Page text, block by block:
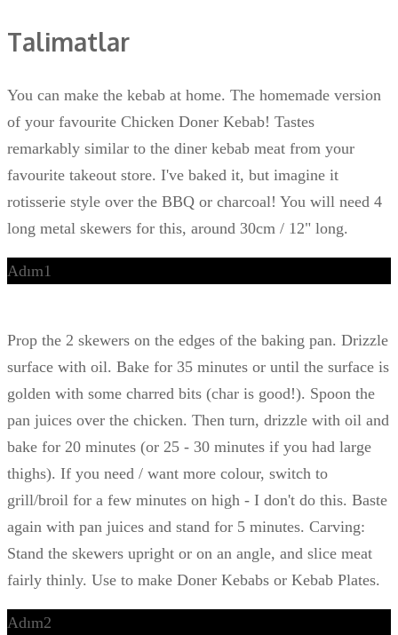
Talimatlar
You can make the kebab at home. The homemade version
of your favourite Chicken Doner Kebab! Tastes
remarkably similar to the diner kebab meat from your
favourite takeout store. I've baked it, but imagine it
rotisserie style over the BBQ or charcoal! You will need 4
long metal skewers for this, around 30cm / 12" long.
Adım1
Prop the 2 skewers on the edges of the baking pan. Drizzle
surface with oil. Bake for 35 minutes or until the surface is
golden with some charred bits (char is good!). Spoon the
pan juices over the chicken. Then turn, drizzle with oil and
bake for 20 minutes (or 25 - 30 minutes if you had large
thighs). If you need / want more colour, switch to
grill/broil for a few minutes on high - I don't do this. Baste
again with pan juices and stand for 5 minutes. Carving:
Stand the skewers upright or on an angle, and slice meat
fairly thinly. Use to make Doner Kebabs or Kebab Plates.
Adım2